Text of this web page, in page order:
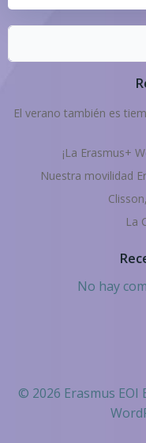
las
El verano también es
¡La Erasmus+
Nuestra movilidad
La
No hay
© 2026 Erasmus